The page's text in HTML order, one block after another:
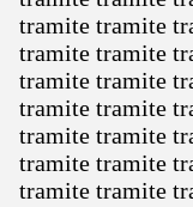
tramite tramite
tramite tramite
tramite tramite
tramite tramite
tramite tramite
tramite tramite
tramite tramite